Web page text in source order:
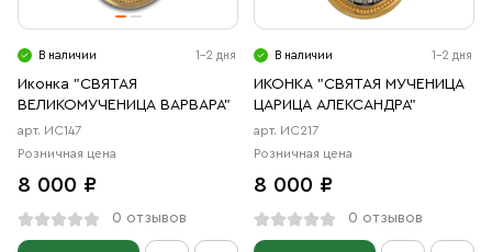
В наличии 1-2 дня
Иконка "СВЯТАЯ
ВЕЛИКОМУЧЕНИЦА ВАРВАРА"
арт. ИС147
Розничная цена
8 000 ₽
0 отзывов
В наличии 1-2 дня
ИКОНКА "СВЯТАЯ МУЧЕНИЦА
ЦАРИЦА АЛЕКСАНДРА"
арт. ИС217
Розничная цена
8 000 ₽
0 отзывов